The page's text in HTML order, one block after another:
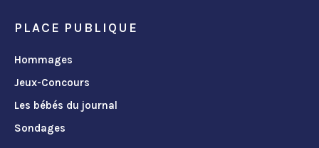
PLACE PUBLIQUE
Hommages
Jeux-Concours
Les bébés du journal
Sondages